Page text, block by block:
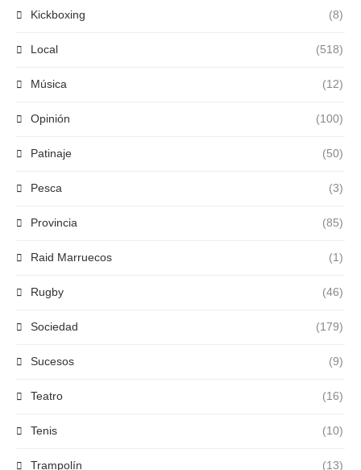
Kickboxing (8)
Local (518)
Música (12)
Opinión (100)
Patinaje (50)
Pesca (3)
Provincia (85)
Raid Marruecos (1)
Rugby (46)
Sociedad (179)
Sucesos (9)
Teatro (16)
Tenis (10)
Trampolín (13)